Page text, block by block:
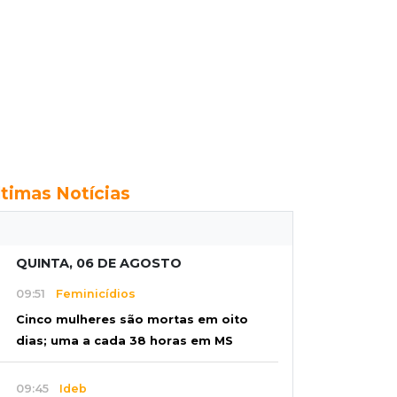
Notícias
QUINTA, 06 DE AGOSTO
09:51 Feminicídios
Cinco mulheres são mortas em oito
dias; uma a cada 38 horas em MS
09:45 Ideb